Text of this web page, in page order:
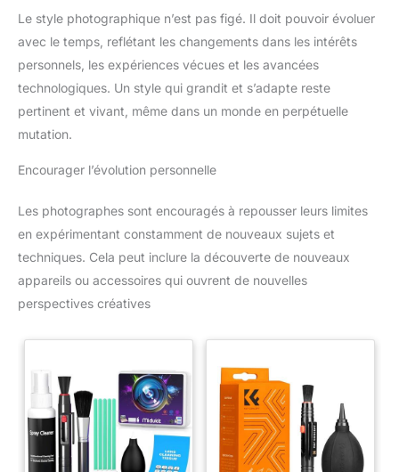
Le style photographique n’est pas figé. Il doit pouvoir évoluer
avec le temps, reflétant les changements dans les intérêts
personnels, les expériences vécues et les avancées
technologiques. Un style qui grandit et s’adapte reste
pertinent et vivant, même dans un monde en perpétuelle
mutation.
Encourager l’évolution personnelle
Les photographes sont encouragés à repousser leurs limites
en expérimentant constamment de nouveaux sujets et
techniques. Cela peut inclure la découverte de nouveaux
appareils ou accessoires qui ouvrent de nouvelles
perspectives créatives